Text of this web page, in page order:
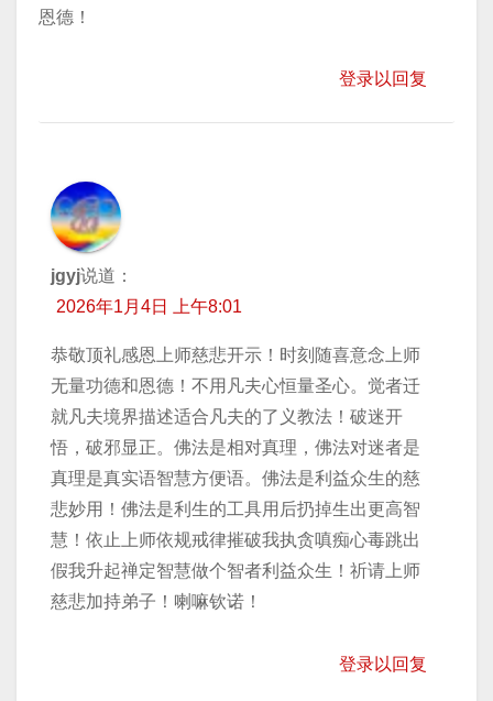
恩德！
登录以回复
jgyj说道：
2026年1月4日 上午8:01
恭敬顶礼感恩上师慈悲开示！时刻随喜意念上师
无量功德和恩德！不用凡夫心恒量圣心。觉者迁
就凡夫境界描述适合凡夫的了义教法！破迷开
悟，破邪显正。佛法是相对真理，佛法对迷者是
真理是真实语智慧方便语。佛法是利益众生的慈
悲妙用！佛法是利生的工具用后扔掉生出更高智
慧！依止上师依规戒律摧破我执贪嗔痴心毒跳出
假我升起禅定智慧做个智者利益众生！祈请上师
慈悲加持弟子！喇嘛钦诺！
登录以回复